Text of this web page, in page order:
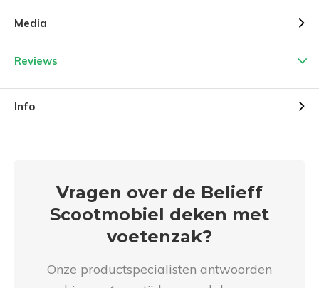
Media
Reviews
Info
Vragen over de Belieff
Scootmobiel deken met
voetenzak?
Onze productspecialisten antwoorden